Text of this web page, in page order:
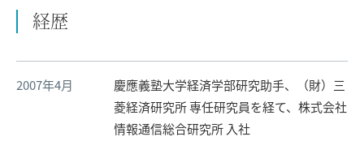
経歴
2007年4月
慶應義塾大学経済学部研究助手、（財）三
菱経済研究所 専任研究員を経て、株式会社
情報通信総合研究所 入社